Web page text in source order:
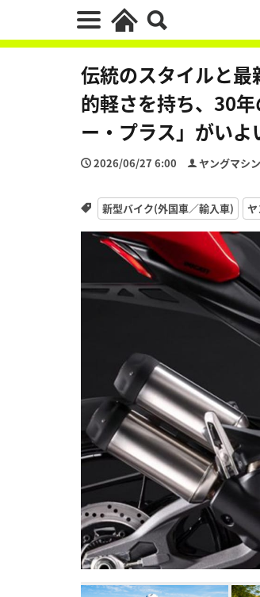
伝統のスタイルと
的軽さを持ち、30
ー・プラス」がい
2026/06/27 6:00 ヤングマシ
新型バイク(外国車／輸入車) ヤ